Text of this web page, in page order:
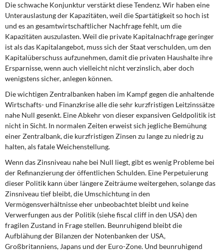
Die schwache Konjunktur verstärkt diese Tendenz. Wir haben eine
Unterauslastung der Kapazitäten, weil die Spartätigkeit so hoch ist
und es an gesamtwirtschaftlicher Nachfrage fehlt, um die
Kapazitäten auszulasten. Weil die private Kapitalnachfrage geringer
ist als das Kapitalangebot, muss sich der Staat verschulden, um den
Kapitalüberschuss aufzunehmen, damit die privaten Haushalte ihre
Ersparnisse, wenn auch vielleicht nicht verzinslich, aber doch
wenigstens sicher, anlegen können.
Die wichtigen Zentralbanken haben im Kampf gegen die anhaltende
Wirtschafts- und Finanzkrise alle die sehr kurzfristigen Leitzinssätze
nahe Null gesenkt. Eine Abkehr von dieser expansiven Geldpolitik ist
nicht in Sicht. In normalen Zeiten erweist sich jegliche Bemühung
einer Zentralbank, die kurzfristigen Zinsen zu lange zu niedrig zu
halten, als fatale Weichenstellung.
Wenn das Zinsniveau nahe bei Null liegt, gibt es wenig Probleme bei
der Refinanzierung der öffentlichen Schulden. Eine Perpetuierung
dieser Politik kann über längere Zeiträume weitergehen, solange das
Zinsniveau tief bleibt, die Umschichtung in den
Vermögensverhältnisse eher unbeobachtet bleibt und keine
Verwerfungen aus der Politik (siehe fiscal cliff in den USA) den
fragilen Zustand in Frage stellen. Beunruhigend bleibt die
Aufblähung der Bilanzen der Notenbanken der USA,
Großbritanniens, Japans und der Euro-Zone. Und beunruhigend